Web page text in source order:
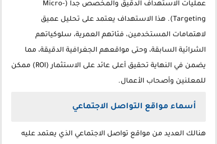
عمليات الاستهداف الدقيق والمخصص جداً (Micro-
Targeting). هذا الاستهداف يعتمد على تحليل عميق
لاهتمامات المستخدمين، فئاتهم العمرية، سلوكياتهم
الشرائية السابقة، وحتى مواقعهم الجغرافية الدقيقة، مما
يضمن في النهاية تحقيق أعلى عائد على الاستثمار (ROI)
ممكن
للمعلنين وأصحاب الأعمال.
أسماء مواقع التواصل الاجتماعي
هنالك العديد من مواقع تواصل الاجتماعي الذي يعتمد عليه